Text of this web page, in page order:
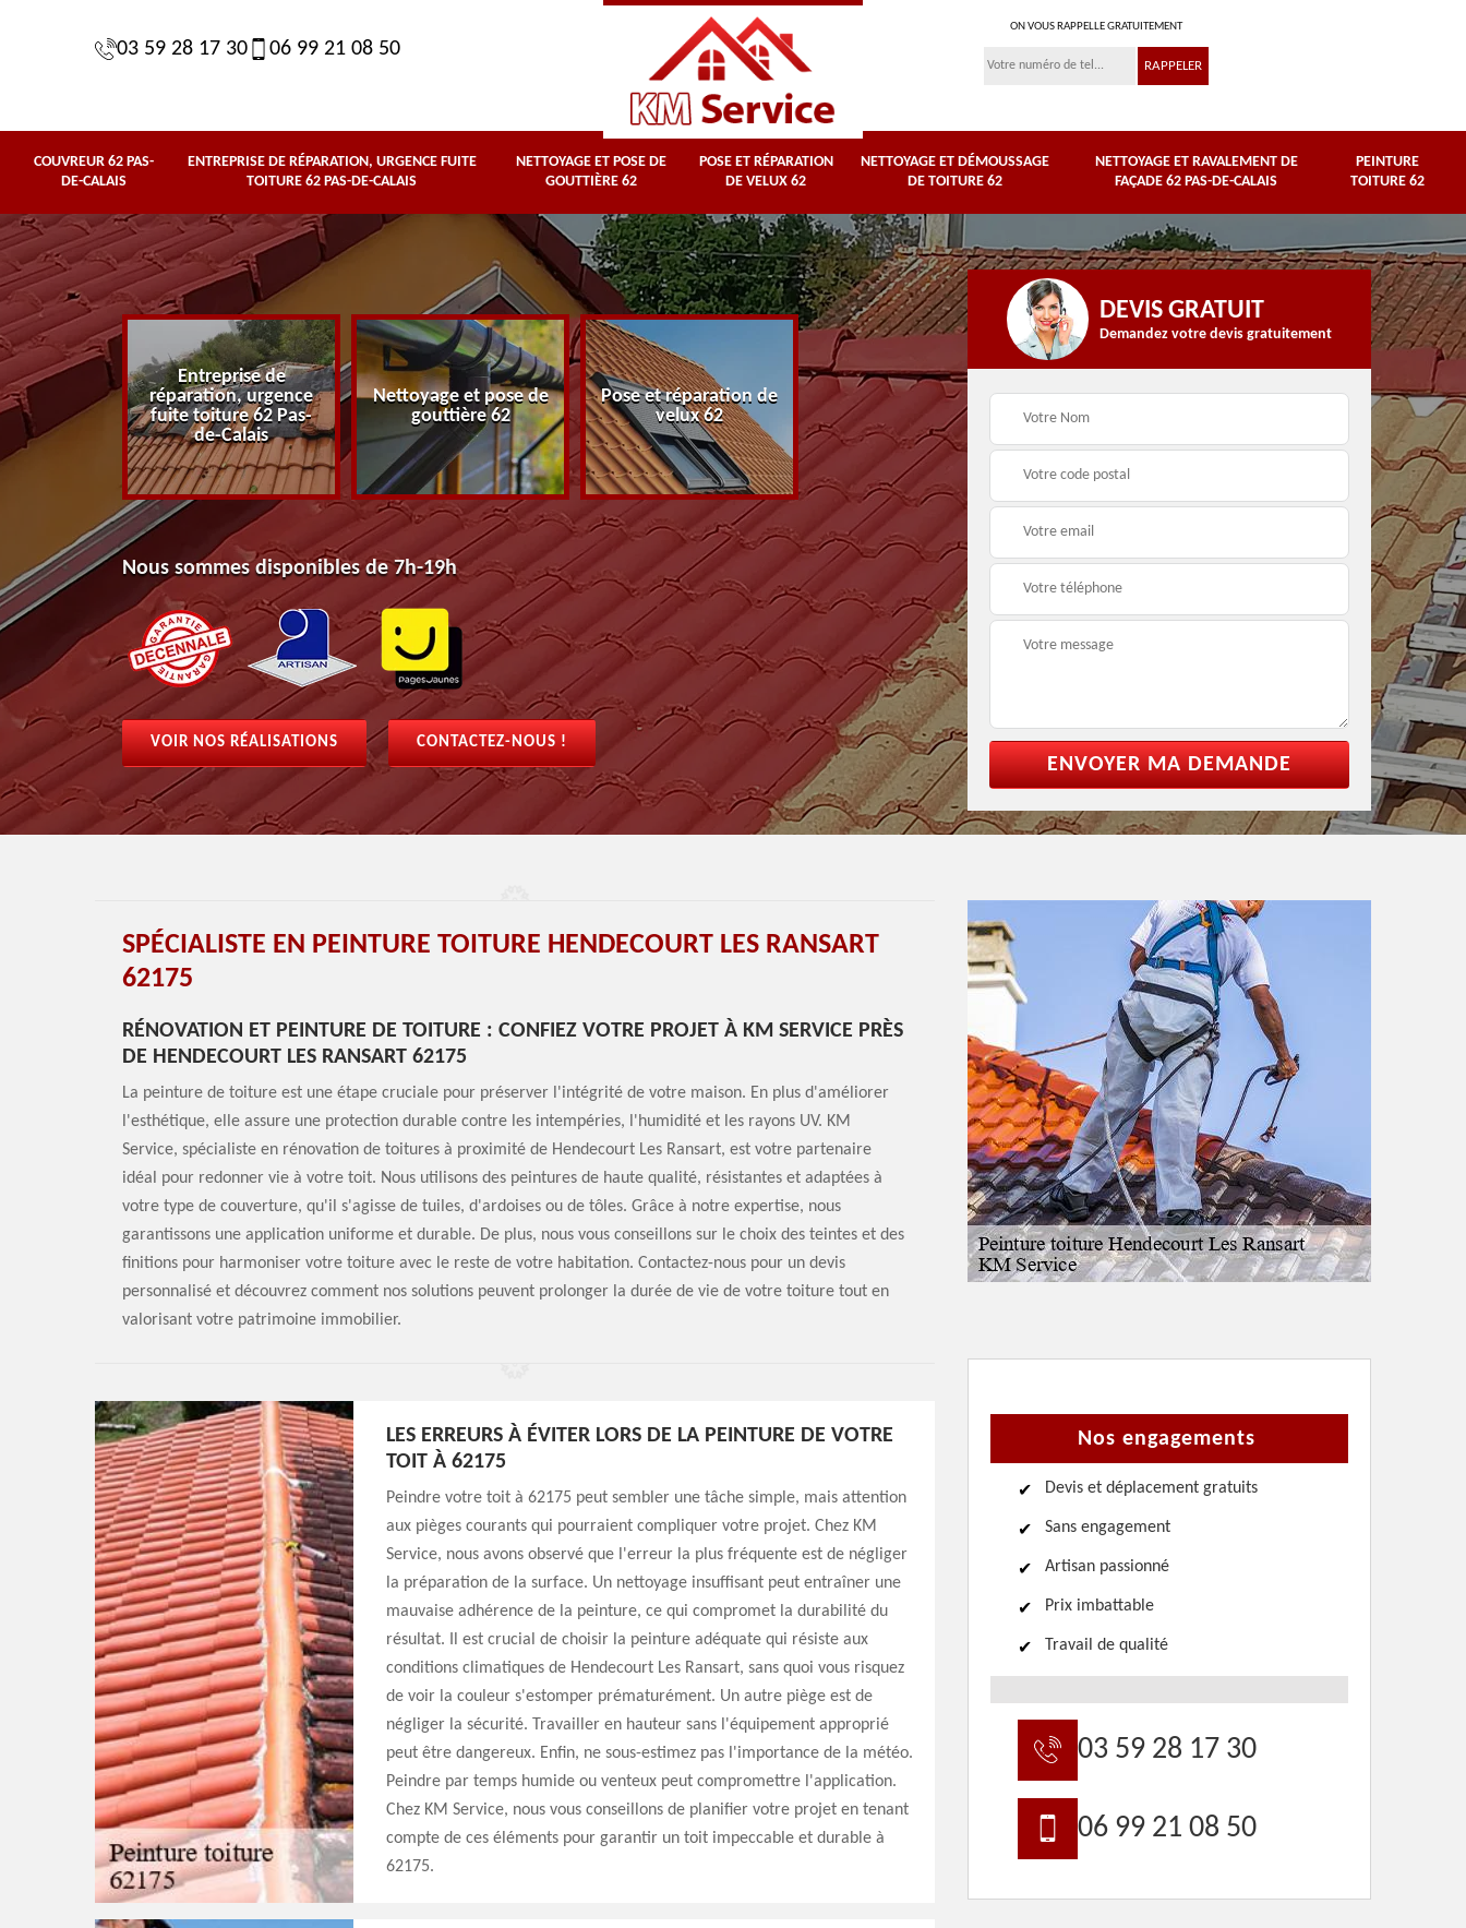
03 59 28 17 30 06 99 21 08 50
ON VOUS RAPPELLE GRATUITEMENT
COUVREUR 62 PAS-
DE-CALAIS
ENTREPRISE DE RÉPARATION, URGENCE FUITE
TOITURE 62 PAS-DE-CALAIS
NETTOYAGE ET POSE DE
GOUTTIÈRE 62
POSE ET RÉPARATION
DE VELUX 62
NETTOYAGE ET DÉMOUSSAGE
DE TOITURE 62
NETTOYAGE ET RAVALEMENT DE
FAÇADE 62 PAS-DE-CALAIS
PEINTURE
TOITURE 62
Pas-de-
Entreprise de
réparation, urgence
fuite toiture 62 Pas-
de-Calais
Nettoyage et pose de
gouttière 62
Pose et réparation de
velux 62
Nettoyage et
démoussage de
toiture 62
62 Pas-de-Calais
Peinture toiture 62
Nous sommes disponibles de 7h-19h
VOIR NOS RÉALISATIONS CONTACTEZ-NOUS !
DEVIS GRATUIT
Demandez votre devis gratuitement
SPÉCIALISTE EN PEINTURE TOITURE HENDECOURT LES RANSART
62175
RÉNOVATION ET PEINTURE DE TOITURE : CONFIEZ VOTRE PROJET À KM SERVICE PRÈS
DE HENDECOURT LES RANSART 62175
La peinture de toiture est une étape cruciale pour préserver l'intégrité de votre maison. En plus d'améliorer
l'esthétique, elle assure une protection durable contre les intempéries, l'humidité et les rayons UV. KM
Service, spécialiste en rénovation de toitures à proximité de Hendecourt Les Ransart, est votre partenaire
idéal pour redonner vie à votre toit. Nous utilisons des peintures de haute qualité, résistantes et adaptées à
votre type de couverture, qu'il s'agisse de tuiles, d'ardoises ou de tôles. Grâce à notre expertise, nous
garantissons une application uniforme et durable. De plus, nous vous conseillons sur le choix des teintes et des
finitions pour harmoniser votre toiture avec le reste de votre habitation. Contactez-nous pour un devis
personnalisé et découvrez comment nos solutions peuvent prolonger la durée de vie de votre toiture tout en
valorisant votre patrimoine immobilier.
LES ERREURS À ÉVITER LORS DE LA PEINTURE DE VOTRE
TOIT À 62175
Peindre votre toit à 62175 peut sembler une tâche simple, mais attention
aux pièges courants qui pourraient compliquer votre projet. Chez KM
Service, nous avons observé que l'erreur la plus fréquente est de négliger
la préparation de la surface. Un nettoyage insuffisant peut entraîner une
mauvaise adhérence de la peinture, ce qui compromet la durabilité du
résultat. Il est crucial de choisir la peinture adéquate qui résiste aux
conditions climatiques de Hendecourt Les Ransart, sans quoi vous risquez
de voir la couleur s'estomper prématurément. Un autre piège est de
négliger la sécurité. Travailler en hauteur sans l'équipement approprié
peut être dangereux. Enfin, ne sous-estimez pas l'importance de la météo.
Peindre par temps humide ou venteux peut compromettre l'application.
Chez KM Service, nous vous conseillons de planifier votre projet en tenant
compte de ces éléments pour garantir un toit impeccable et durable à
62175.
Nos engagements
Devis et déplacement gratuits
Sans engagement
Artisan passionné
Prix imbattable
Travail de qualité
03 59 28 17 30
06 99 21 08 50